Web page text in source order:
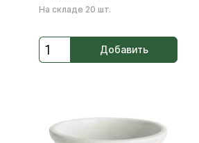
На складе 20 шт.
Добавить